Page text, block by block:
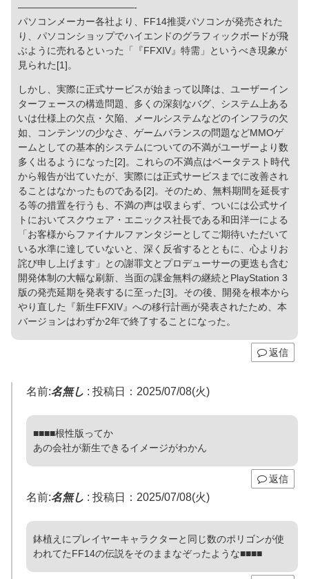
————————————-
パソコンメーカー各社より、FF14推奨パソコンが発売された
り、パソコンショップでハイエンドのグラフィックボードが飛
ぶように売れるといった「『FFXIV』特需」というべき現象が
見られた[1]。
しかし、実際に正式サービスが始まって以降は、ユーザーイン
ターフェースの構造問題、多くの深刻なバグ、システム上ある
いは仕様上の欠点・欠陥、メールシステムなどのインフラの欠
如、コンテンツの少なさ、ゲームバランスの問題などMMOゲ
ームとしての基本的システムについての不満がユーザーより数
多く出るようになった[2]。これらの不満点はベータテスト時代
から報告が出ていたが、実際には正式サービスまでに改善され
ることはなかったものである[2]。そのため、無料期間を延長す
る等の措置を行うも、不満の声は収まらず、ついには公式サイ
トにおいてスクウェア・エニックス社長である和田洋一による
「お客様からファイナルファンタジーとしてご期待いただいて
いる水準に達していないと、深く反省するとともに、心よりお
詫び申し上げます」との謝罪文とプロデューサーの更迭も含む
開発体制の大幅な刷新、当面の課金無料の継続とPlayStation 3
版の発売延期を発表するに至った[3]。その後、開発を根本から
やり直した『新生FFXIV』への移行計画が発表されたため、本
バージョンはわずか2年で終了することになった。
返信
名前:名無し : 投稿日：2025/07/08(火)
■■■■根性版ってか
あの会社が新生できるイメージがわかん
返信
名前:名無し : 投稿日：2025/07/08(火)
鉢植えにプレイヤーキャラクターと同じ数のポリゴンが使
われてたFF14の伝説をそのままなぞったような■■■■